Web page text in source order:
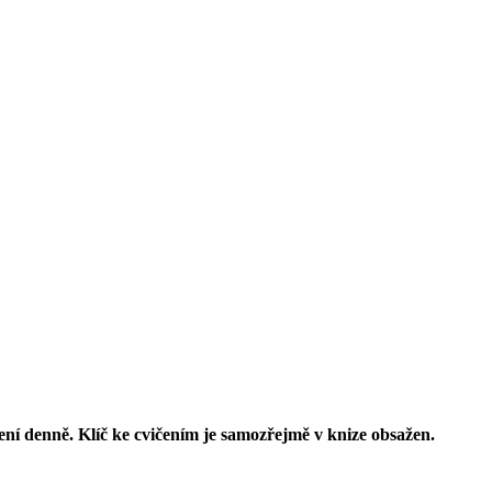
denně. Klíč ke cvičením je samozřejmě v knize obsažen.